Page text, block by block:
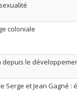
coloniale
le
Serge et Jean Gagné